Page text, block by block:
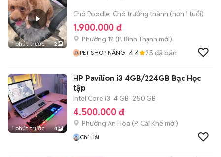
1 phút trước 2
Chó Poodle Chó trưởng thành (hơn 1 tuổi)
1.900.000 đ
Phường 12 (P. Bình Thạnh mới)
PET SHOP NẮNG 4.4 25 đã bán
1 phút trước 4
HP Pavilion i3 4GB/224GB Bạc Học
tập
Intel Core i3 4 GB 250 GB
4.500.000 đ
Phường An Hòa (P. Cái Khế mới)
Chí Hải